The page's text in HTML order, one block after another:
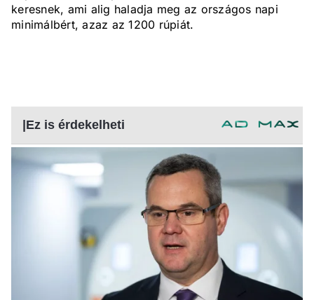
keresnek, ami alig haladja meg az országos napi
minimálbért, azaz az 1200 rúpiát.